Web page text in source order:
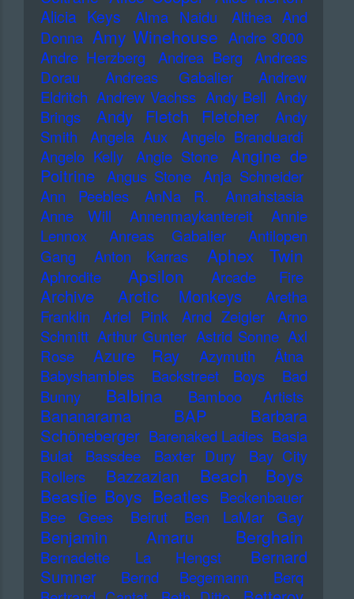
Alicia Keys
Alma Naidu
Althea And
Donna Amy Winehouse Andre 3000
Andre Herzberg
Andrea Berg
Andreas
Dorau
Andreas Gabalier
Andrew
Eldritch Andrew Vachss Andy Bell Andy
Brings
Andy Fletch Fletcher
Andy
Smith
Angela Aux
Angelo Branduardi
Angelo Kelly
Angie Stone
Angine de
Poitrine Angus Stone Anja Schneider
Ann Peebles
AnNa R.
Annahstasia
Anne Will
Annenmaykantereit
Annie
Lennox
Anreas Gabalier
Antilopen
Gang
Anton Karras Aphex Twin
Aphrodite Apsilon Arcade Fire
Archive Arctic Monkeys
Aretha
Franklin
Ariel Pink Arnd Zeigler
Arno
Schmitt Arthur Gunter Astrid Sonne Axl
Rose
Azure Ray Azymuth
Ätna
Babyshambles
Backstreet Boys
Bad
Bunny
Balbina Bamboo Artists
Bananarama BAP
Barbara
Schöneberger Barenaked Ladies Basia
Bulat
Bassdee Baxter Dury
Bay City
Rollers
Bazzazian
Beach Boys
Beastie Boys Beatles Beckenbauer
Bee Gees
Beirut Ben LaMar Gay
Benjamin Amaru Berghain
Bernadette La Hengst
Bernard
Sumner
Bernd Begemann
Berq